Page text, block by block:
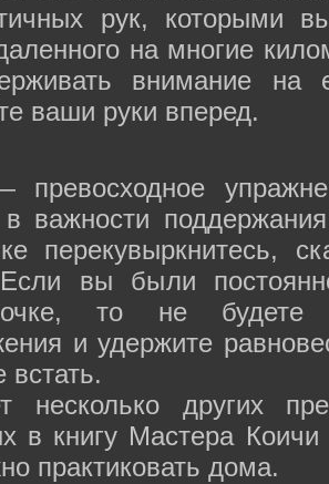
рук, которыми
на многие
внимание на
ваши руки вперед.
превосходное
в важности
перекувыркнитесь,
Если вы были
то не будете
и удержите
встать.
несколько других
в книгу Мастера
практиковать дома.